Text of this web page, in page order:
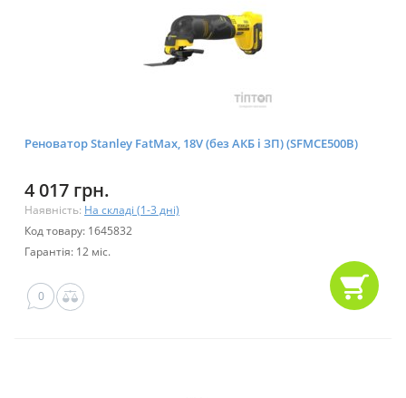
Реноватор Stanley FatMax, 18V (без АКБ і ЗП) (SFMCE500B)
4 017 грн.
Наявність: На складі (1-3 дні)
Код товару: 1645832
Гарантія: 12 міс.
0